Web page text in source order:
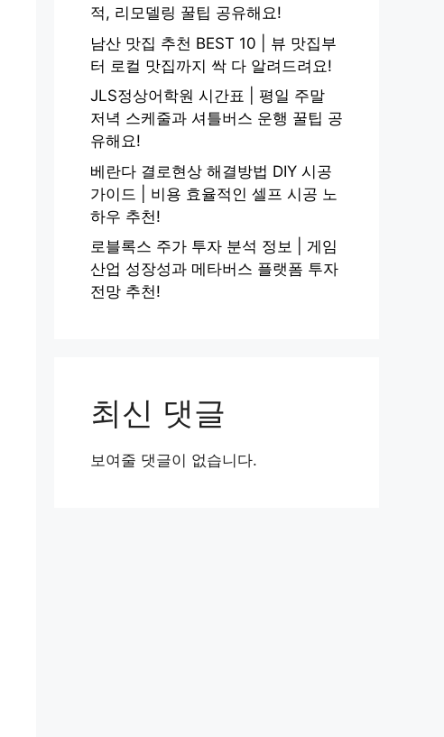
적, 리모델링 꿀팁 공유해요!
남산 맛집 추천 BEST 10 | 뷰 맛집부
터 로컬 맛집까지 싹 다 알려드려요!
JLS정상어학원 시간표 | 평일 주말
저녁 스케줄과 셔틀버스 운행 꿀팁 공
유해요!
베란다 결로현상 해결방법 DIY 시공
가이드 | 비용 효율적인 셀프 시공 노
하우 추천!
로블록스 주가 투자 분석 정보 | 게임
산업 성장성과 메타버스 플랫폼 투자
전망 추천!
최신 댓글
보여줄 댓글이 없습니다.